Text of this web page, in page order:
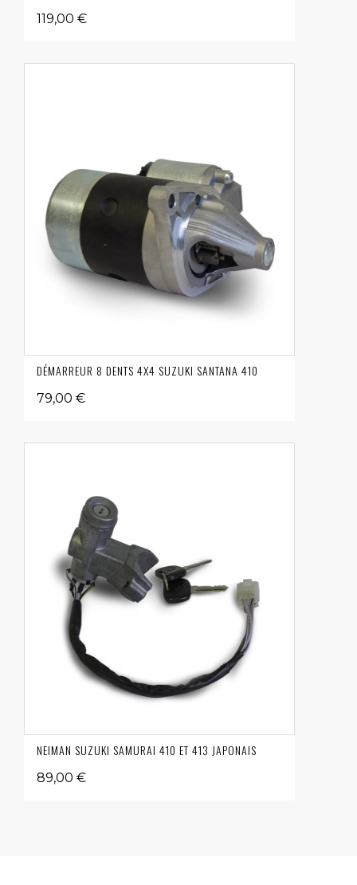
119,00 €
DÉMARREUR 8 DENTS 4X4 SUZUKI SANTANA 410
79,00 €
NEIMAN SUZUKI SAMURAI 410 ET 413 JAPONAIS
89,00 €